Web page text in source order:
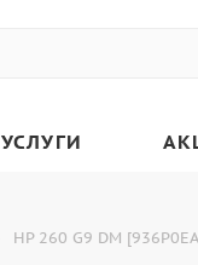
УСЛУГИ
HP 260 G9 DM